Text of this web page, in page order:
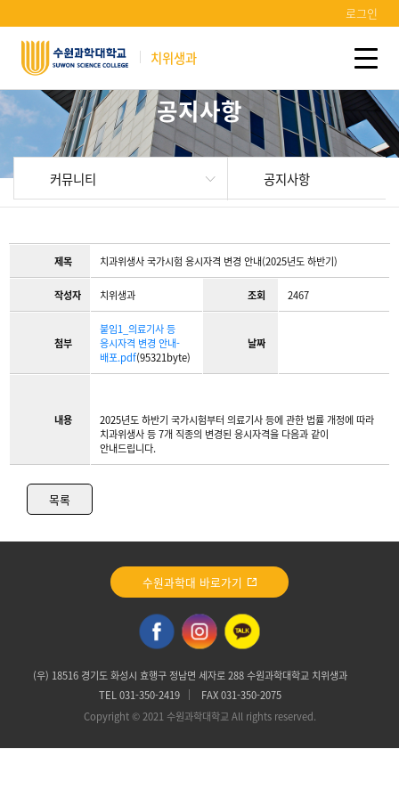
로그인
치위생과
공지사항
커뮤니티 공지사항
제목 치과위생사 국가시험 응시자격 변경 안내(2025년도 하반기)
작성자 치위생과 조회 2467
첨부
붙임1_의료기사 등
응시자격 변경 안내-
배포.pdf(95321byte)
날짜
내용
2025년도 하반기 국가시험부터 의료기사 등에 관한 법률 개정에 따라
치과위생사 등 7개 직종의 변경된 응시자격을 다음과 같이
안내드립니다.
목록
(우) 18516 경기도 화성시 효행구 정남면 세자로 288 수원과학대학교 치위생과
TEL 031-350-2419
FAX 031-350-2075
Copyright © 2021 수원과학대학교 All rights reserved.
수원과학대 바로가기